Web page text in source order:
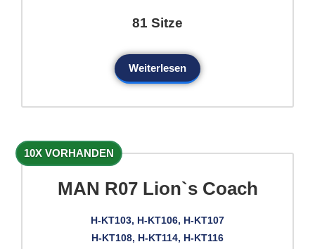
81 Sitze
Weiterlesen
10X VORHANDEN
MAN R07 Lion`s Coach
H-KT103, H-KT106, H-KT107
H-KT108, H-KT114, H-KT116